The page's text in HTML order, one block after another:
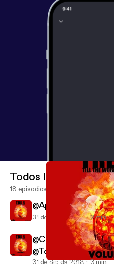
@SirCarltonOfAllBanks -
Todos los episodios
18 episodios
@Apex3400 -
31 de dic de 2018 2 min
@CashmerelyMusic
@ToneCapone334
31 de dic de 2018 3 min